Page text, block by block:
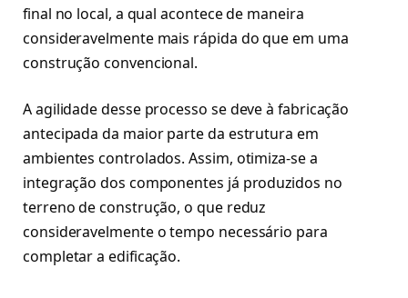
final no local, a qual acontece de maneira
consideravelmente mais rápida do que em uma
construção convencional.
A agilidade desse processo se deve à fabricação
antecipada da maior parte da estrutura em
ambientes controlados. Assim, otimiza-se a
integração dos componentes já produzidos no
terreno de construção, o que reduz
consideravelmente o tempo necessário para
completar a edificação.